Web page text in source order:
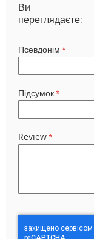
Ви
переглядаєте:
Псевдонім
Підсумок
Review